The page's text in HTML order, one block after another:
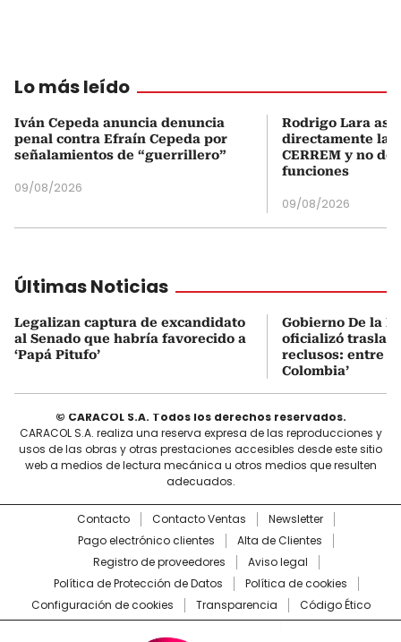
Lo más leído
Iván Cepeda anuncia denuncia
penal contra Efraín Cepeda por
señalamientos de “guerrillero”
09/08/2026
Rodrigo Lara
directamente la
CERREM y no
funciones
09/08/2026
Últimas Noticias
Legalizan captura de excandidato
al Senado que habría favorecido a
‘Papá Pitufo’
Gobierno De la
oficializó
reclusos: entre
Colombia’
© CARACOL S.A. Todos los derechos reservados.
CARACOL S.A. realiza una reserva expresa de las reproducciones y
usos de las obras y otras prestaciones accesibles desde este sitio
web a medios de lectura mecánica u otros medios que resulten
adecuados.
Contacto Contacto Ventas
Newsletter
Pago electrónico clientes
Alta de Clientes
Registro de proveedores
Aviso legal
Política de Protección de Datos
Política de cookies
Configuración de cookies
Transparencia Código Ético